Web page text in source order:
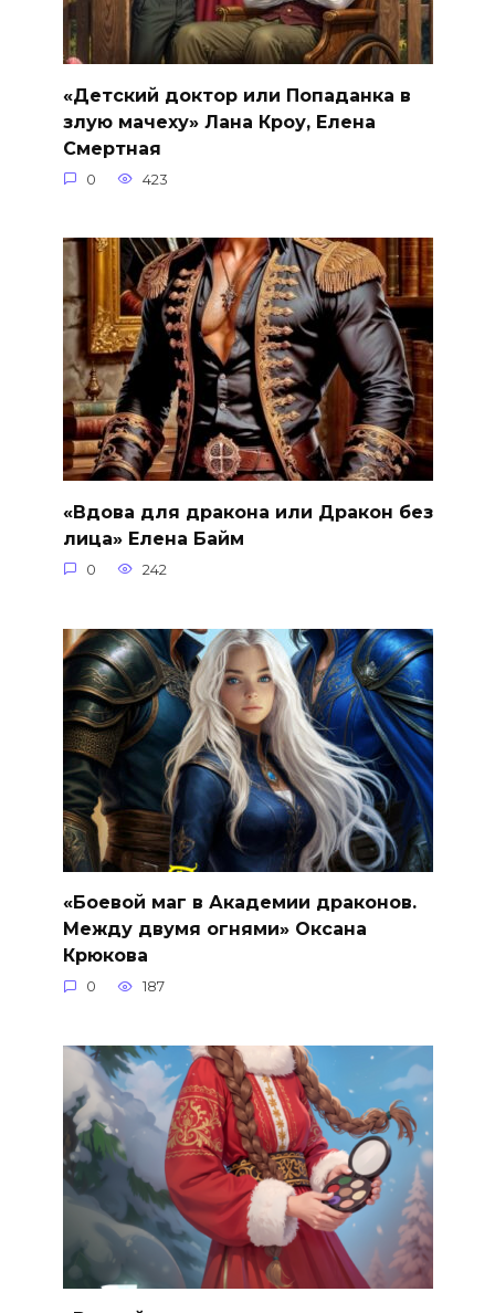
«Детский доктор или Попаданка в
злую мачеху» Лана Кроу, Елена
Смертная
0 423
«Вдова для дракона или Дракон без
лица» Елена Байм
0 242
«Боевой маг в Академии драконов.
Между двумя огнями» Оксана
Крюкова
0 187